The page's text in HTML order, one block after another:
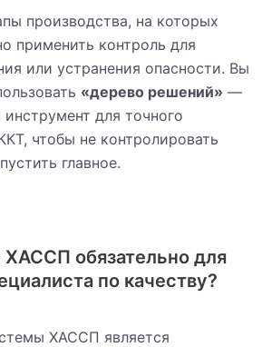
производства, на которых
применить контроль для
или устранения опасности. Вы
«дерево решений» —
инструмент для точного
чтобы не контролировать
главное.
обязательно для
по качеству?
ХАССП является